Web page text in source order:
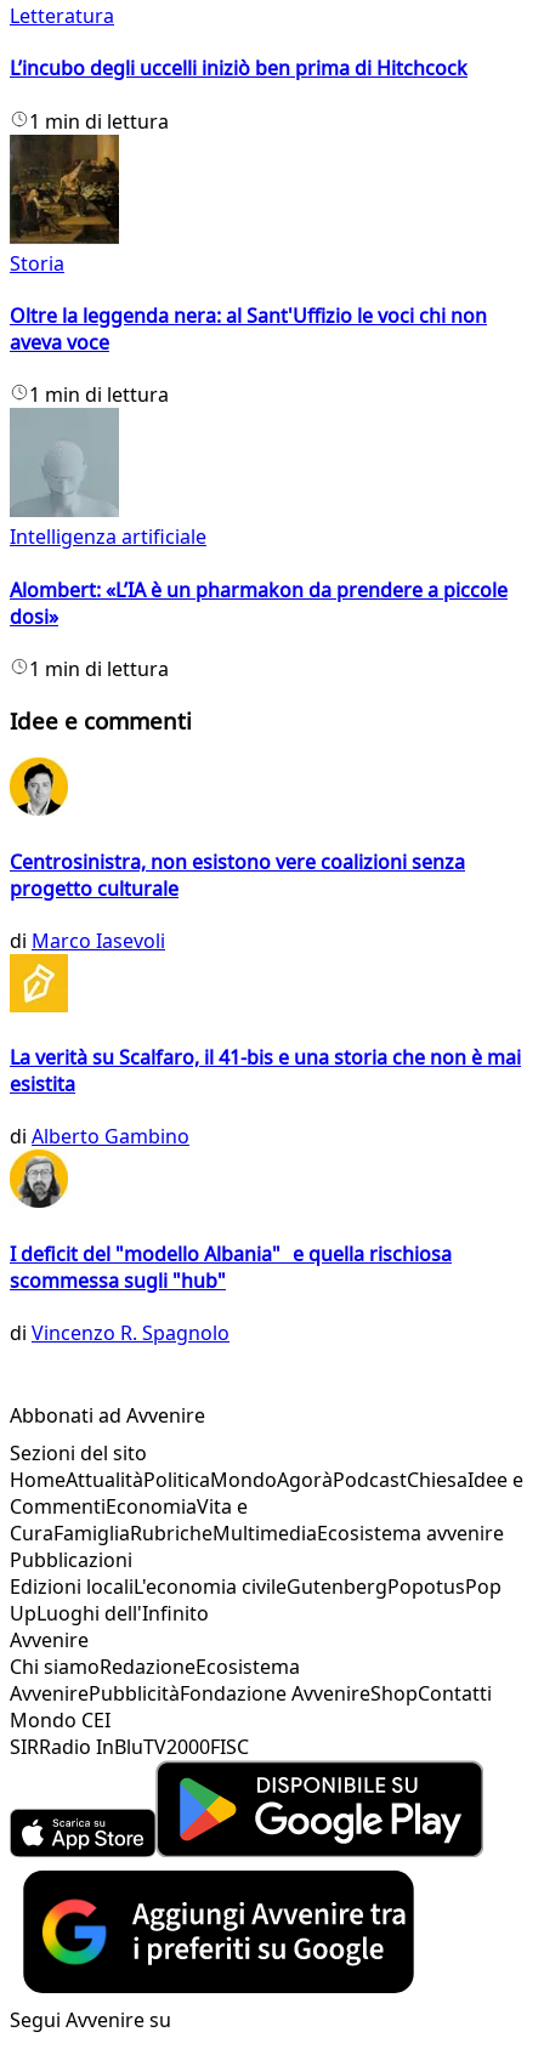
Letteratura
L’incubo degli uccelli iniziò ben prima di Hitchcock
1 min di lettura
Storia
Oltre la leggenda nera: al Sant'Uffizio le voci chi non
aveva voce
1 min di lettura
Intelligenza artificiale
Alombert: «L’IA è un pharmakon da prendere a piccole
dosi»
1 min di lettura
Idee e commenti
Centrosinistra, non esistono vere coalizioni senza
progetto culturale
di Marco Iasevoli
La verità su Scalfaro, il 41-bis e una storia che non è mai
esistita
di Alberto Gambino
I deficit del "modello Albania" e quella rischiosa
scommessa sugli "hub"
di Vincenzo R. Spagnolo
Abbonati ad Avvenire
Sezioni del sito
HomeAttualitàPoliticaMondoAgoràPodcastChiesaIdee e
CommentiEconomiaVita e
CuraFamigliaRubricheMultimediaEcosistema avvenire
Pubblicazioni
Edizioni localiL'economia civileGutenbergPopotusPop
UpLuoghi dell'Infinito
Avvenire
Chi siamoRedazioneEcosistema
AvvenirePubblicitàFondazione AvvenireShopContatti
Mondo CEI
SIRRadio InBluTV2000FISC
Segui Avvenire su